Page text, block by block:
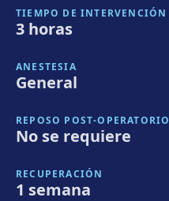
TIEMPO DE INTERVENCIÓN
3 horas
ANESTESIA
General
REPOSO POST-OPERATORIO
No se requiere
RECUPERACIÓN
1 semana